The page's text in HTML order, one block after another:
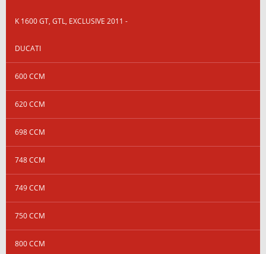
K 1600 GT, GTL, EXCLUSIVE 2011 -
DUCATI
600 CCM
620 CCM
698 CCM
748 CCM
749 CCM
750 CCM
800 CCM